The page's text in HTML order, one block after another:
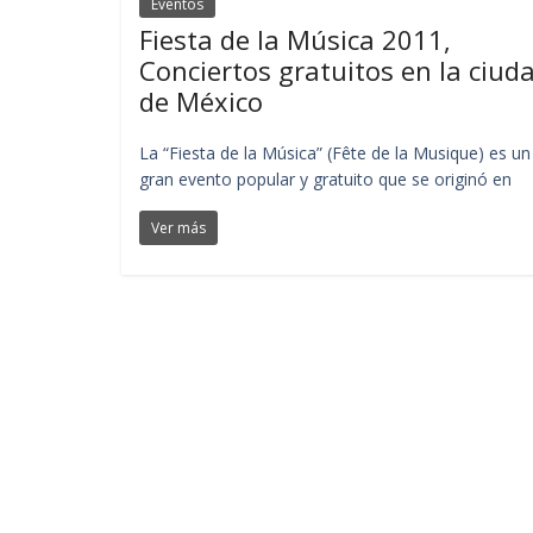
Eventos
Fiesta de la Música 2011,
Conciertos gratuitos en la
de México
La “Fiesta de la Música” (Fête de la Musique) es un
gran evento popular y gratuito que se originó en
Ver más